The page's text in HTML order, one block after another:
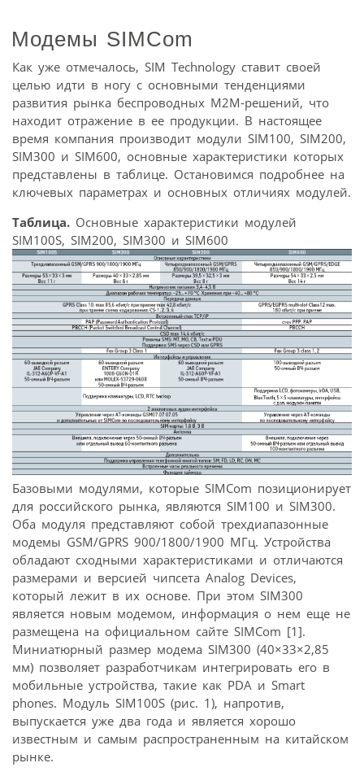
Модемы SIMCom
Как уже отмечалось, SIM Technology ставит своей
целью идти в ногу с основными тенденциями
развития рынка беспроводных M2M-решений, что
находит отражение в ее продукции. В настоящее
время компания производит модули SIM100, SIM200,
SIM300 и SIM600, основные характеристики которых
представлены в таблице. Остановимся подробнее на
ключевых параметрах и основных отличиях модулей.
Таблица. Основные характеристики модулей
SIM100S, SIM200, SIM300 и SIM600
Базовыми модулями, которые SIMCom позиционирует
для российского рынка, являются SIM100 и SIM300.
Оба модуля представляют собой трехдиапазонные
модемы GSM/GPRS 900/1800/1900 MГц. Устройства
обладают сходными характеристиками и отличаются
размерами и версией чипсета Analog Devices,
который лежит в их основе. При этом SIM300
является новым модемом, информация о нем еще не
размещена на официальном сайте SIMCom [1].
Миниатюрный размер модема SIM300 (40×33×2,85
мм) позволяет разработчикам интегрировать его в
мобильные устройства, такие как PDA и Smart
phones. Модуль SIM100S (рис. 1), напротив,
выпускается уже два года и является хорошо
известным и самым распространенным на китайском
рынке.